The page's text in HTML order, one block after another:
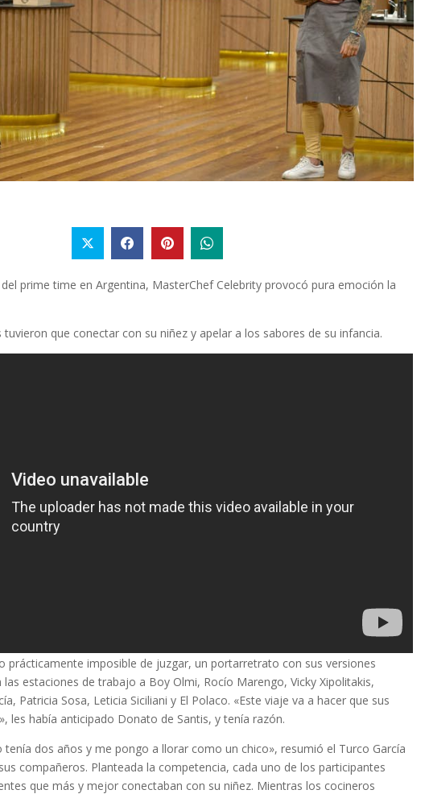
prime time en Argentina, MasterChef Celebrity provocó pura emoción la
que conectar con su niñez y apelar a los sabores de su infancia.
prácticamente imposible de juzgar, un portarretrato con sus versiones
estaciones de trabajo a Boy Olmi, Rocío Marengo, Vicky Xipolitakis,
Patricia Sosa, Leticia Siciliani y El Polaco. «Este viaje va a hacer que sus
les había anticipado Donato de Santis, y tenía razón.
tenía dos años y me pongo a llorar como un chico», resumió el Turco García
compañeros. Planteada la competencia, cada uno de los participantes
que más y mejor conectaban con su niñez. Mientras los cocineros